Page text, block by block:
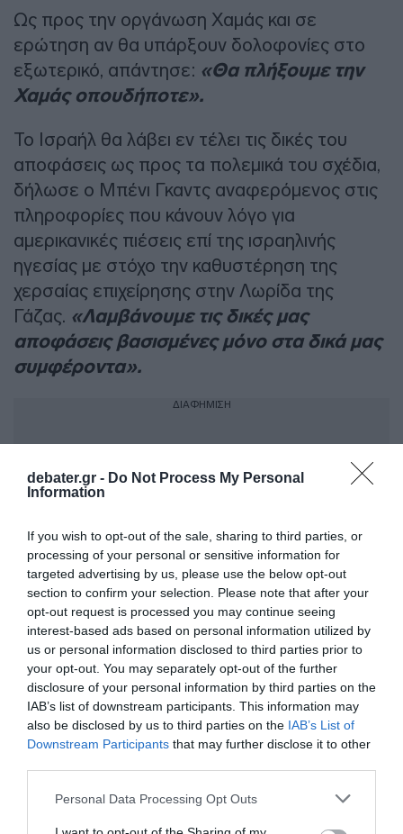
debater.gr - Do Not Process My Personal
Information
If you wish to opt-out of the sale, sharing to third parties, or
processing of your personal or sensitive information for
targeted advertising by us, please use the below opt-out
section to confirm your selection. Please note that after your
opt-out request is processed you may continue seeing
interest-based ads based on personal information utilized by
us or personal information disclosed to third parties prior to
your opt-out. You may separately opt-out of the further
disclosure of your personal information by third parties on the
IAB’s list of downstream participants. This information may
also be disclosed by us to third parties on the IAB’s List of
Downstream Participants that may further disclose it to other
Please note that this website/app uses one or more Google
Personal Data Processing Opt Outs
Ως προς την οργάνωση Χαμάς και σε
ερώτηση αν θα υπάρξουν δολοφονίες στο
εξωτερικό, απάντησε: «Θα πλήξουμε την
Χαμάς οπουδήποτε».
Το Ισραήλ θα λάβει εν τέλει τις δικές του
αποφάσεις ως προς τα πολεμικά του σχέδια,
δήλωσε ο Μπένι Γκαντς αναφερόμενος στις
πληροφορίες που κάνουν λόγο για
αμερικανικές πιέσεις επί της ισραηλινής
ηγεσίας με στόχο την καθυστέρηση της
χερσαίας επιχείρησης στην Λωρίδα της
Γάζας. «Λαμβάνουμε τις δικές μας
αποφάσεις βασισμένες μόνο στα δικά μας
συμφέροντα».
ΔΙΑΦΗΜΙΣΗ
Ειδήσεις σήμερα:
Επιχείρηση εξουδετέρωσης βόμβας στη
Γλυφάδα: Οι κυκλοφοριακές ρυθμίσεις